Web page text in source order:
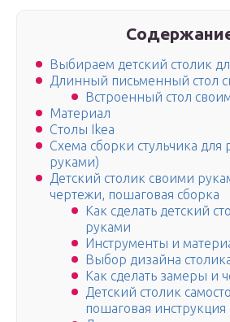
Выбираем детский столик
Длинный письменный стол
Встроенный стол
Материал
Столы Ikea
Схема сборки стульчика для
руками)
Детский столик своими
чертежи, пошаговая сборка
Как сделать детский
руками
Инструменты и
Выбор дизайна
Как сделать замеры и
Детский столик
пошаговая инструкция